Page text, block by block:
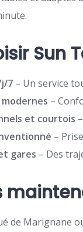
Sun
7 – Un service
–
et courtois
–
gares – Des
de Marignane